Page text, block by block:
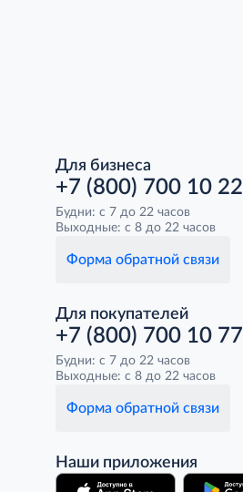
Для бизнеса
+7 (800) 700 10 22
Будни: с 7 до 22 часов
Выходные: с 8 до 22 часов
Форма обратной связи
Для покупателей
+7 (800) 700 10 77
Будни: с 7 до 22 часов
Выходные: с 8 до 22 часов
Форма обратной связи
Наши приложения